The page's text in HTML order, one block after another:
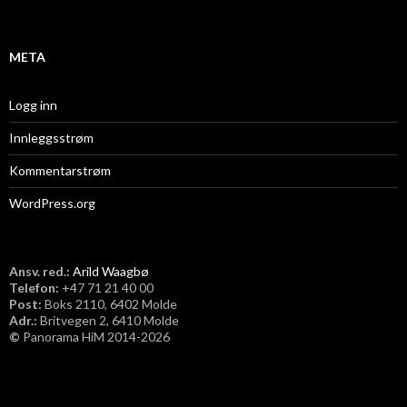
META
Logg inn
Innleggsstrøm
Kommentarstrøm
WordPress.org
Ansv. red.: Arild Waagbø
Telefon: ​+47 71 21 40 00
Post: Boks 2110, 6402 Molde
Adr.: Britvegen 2, 6410 Molde
© Panorama HiM 2014-2026